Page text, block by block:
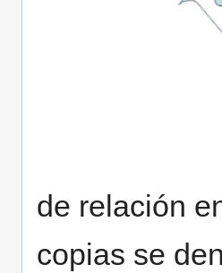
de relación
copias se